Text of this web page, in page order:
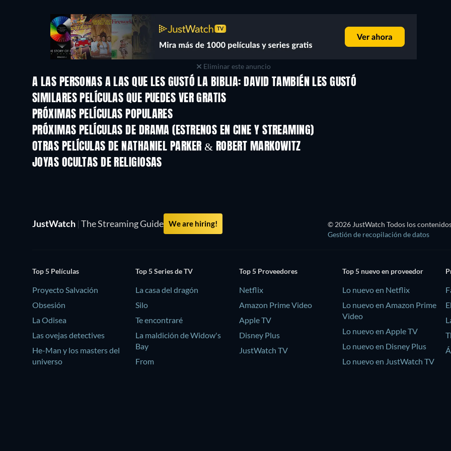
Eliminar este anuncio
A LAS PERSONAS A LAS QUE LES GUSTÓ LA BIBLIA: DAVID TAMBIÉN LES GUSTÓ
TV
SIMILARES PELÍCULAS QUE PUEDES VER GRATIS
PRÓXIMAS PELÍCULAS POPULARES
PRÓXIMAS PELÍCULAS DE DRAMA (ESTRENOS EN CINE Y STREAMING)
OTRAS PELÍCULAS DE NATHANIEL PARKER & ROBERT MARKOWITZ
JOYAS OCULTAS DE RELIGIOSAS
TV
JustWatch | The Streaming Guide We are hiring! © 2026 JustWatch Todos los
Gestión de recopilación de datos
Top 5 Películas
Proyecto Salvación
Obsesión
La Odisea
Las ovejas detectives
He-Man y los masters del
universo
Top 5 Series de TV
La casa del dragón
Silo
Te encontraré
La maldición de Widow's
Bay
From
Top 5 Proveedores
Netflix
Amazon Prime Video
Apple TV
Disney Plus
JustWatch TV
Top 5 nuevo en proveedor
Lo nuevo en Netflix
Lo nuevo en Amazon Prime
Video
Lo nuevo en Apple TV
Lo nuevo en Disney Plus
Lo nuevo en JustWatch TV